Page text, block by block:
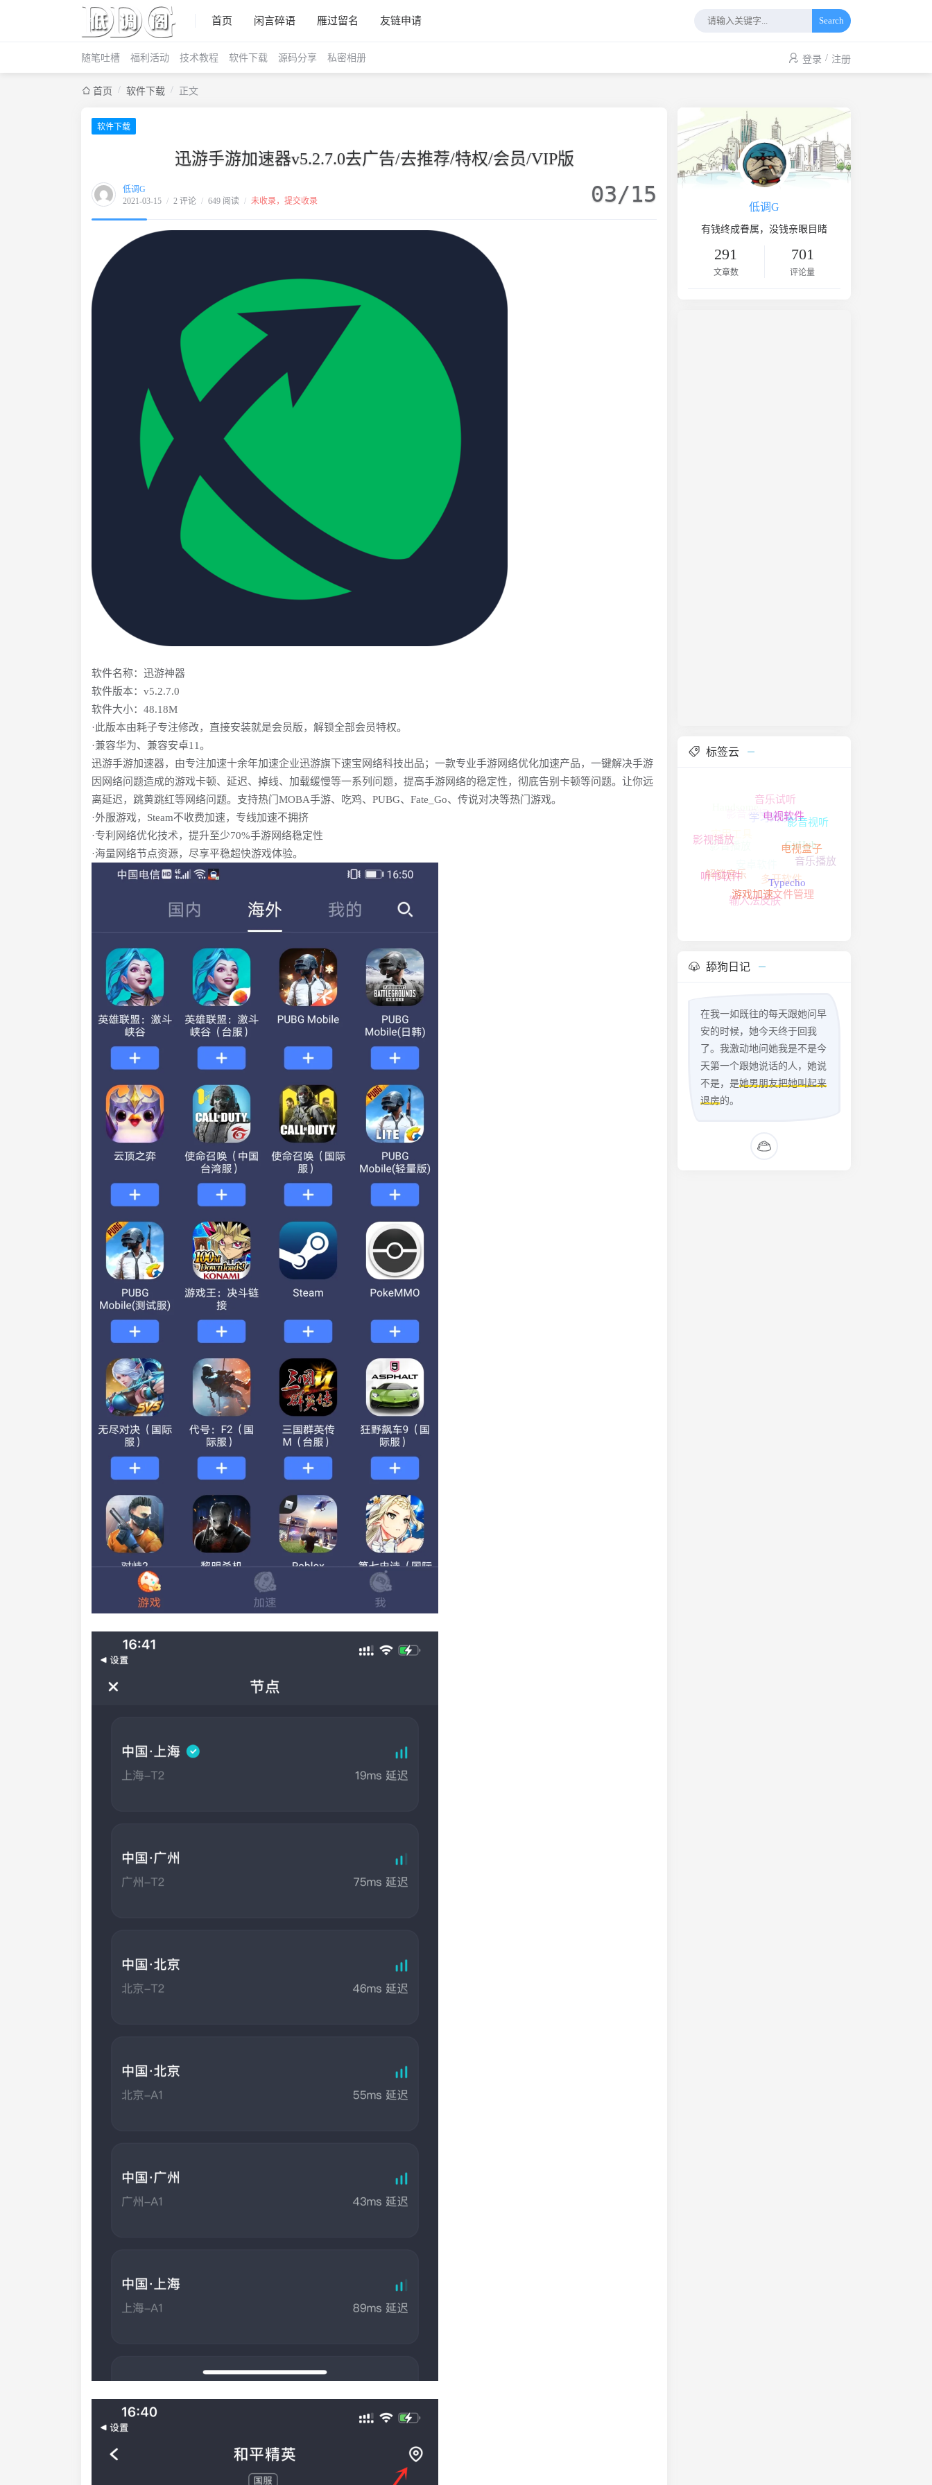
首页 闲言碎语 雁过留名 友链申请 Search
随笔吐槽 福利活动 技术教程 软件下载 源码分享 私密相册 登录 / 注册
首页 / 软件下载 / 正文
软件下载
迅游手游加速器v5.2.7.0去广告/去推荐/特权/会员/VIP版
低调G
2021-03-15 / 2 评论 / 649 阅读 / 未收录，提交收录 03/15
软件名称：迅游神器
软件版本：v5.2.7.0
软件大小：48.18M
·此版本由耗子专注修改，直接安装就是会员版，解锁全部会员特权。
·兼容华为、兼容安卓11。
迅游手游加速器，由专注加速十余年加速企业迅游旗下速宝网络科技出品；一款专业手游网络优化加速产品，一键解决手游
因网络问题造成的游戏卡顿、延迟、掉线、加载缓慢等一系列问题，提高手游网络的稳定性，彻底告别卡顿等问题。让你远
离延迟，跳黄跳红等网络问题。支持热门MOBA手游、吃鸡、PUBG、Fate_Go、传说对决等热门游戏。
·外服游戏，Steam不收费加速，专线加速不拥挤
·专利网络优化技术，提升至少70%手游网络稳定性
·海量网络节点资源，尽享平稳超快游戏体验。
低调G
有钱终成眷属，没钱亲眼目睹
291
文章数
701
评论量
标签云
安卓软件
影音播放
影音视频电视软件
游戏加速
听书软件
影视播放
Handsome
音乐试听
影音视听
音乐播放
文件管理
输入法皮肤
解锁音乐
GitHub
多开软件
舔狗日记
在我一如既往的每天跟她问早
安的时候，她今天终于回我
了。我激动地问她我是不是今
天第一个跟她说话的人，她说
不是，是她男朋友把她叫起来
退房的。